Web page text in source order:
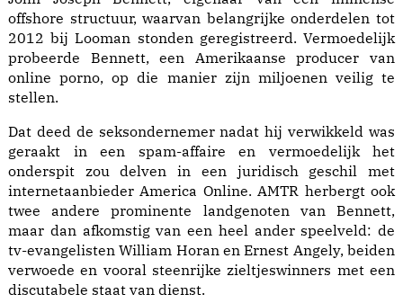
offshore structuur, waarvan belangrijke onderdelen tot
2012 bij Looman stonden geregistreerd. Vermoedelijk
probeerde Ben­nett, een Amerikaanse producer van
online porno, op die manier zijn miljoenen veilig te
stellen.
Dat deed de seksondernemer nadat hij verwikkeld was
geraakt in een spam-affaire en vermoedelijk het
onderspit zou delven in een juridisch geschil met
internetaanbieder Ame­rica Online. AMTR herbergt ook
twee andere prominente landgenoten van Bennett,
maar dan afkomstig van een heel ander speelveld: de
tv-evangelisten William Horan en Ernest Angely, beiden
verwoede en vooral steenrijke zieltjeswinners met een
discutabele staat van dienst.